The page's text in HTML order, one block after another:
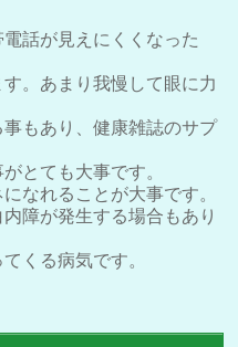
話が見えにくくなった
。あまり我慢して眼に力
もあり、健康雑誌のサプ
とても大事です。
なれることが大事です。
障が発生する場合もあり
くる病気です。